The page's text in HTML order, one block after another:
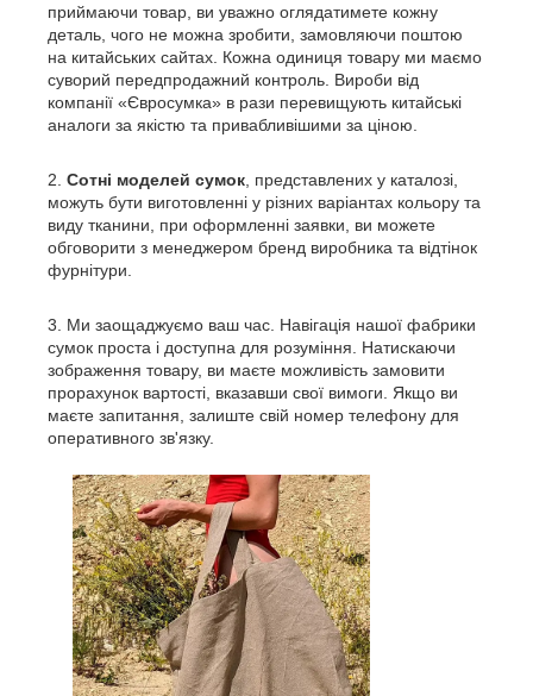
приймаючи товар, ви уважно оглядатимете кожну
деталь, чого не можна зробити, замовляючи поштою
на китайських сайтах. Кожна одиниця товару ми маємо
суворий передпродажний контроль. Вироби від
компанії «Євросумка» в рази перевищують китайські
аналоги за якістю та привабливішими за ціною.
Сотні моделей сумок , представлених у каталозі,
можуть бути виготовленні у різних варіантах кольору та
виду тканини, при оформленні заявки, ви можете
обговорити з менеджером бренд виробника та відтінок
фурнітури.
Ми заощаджуємо ваш час. Навігація нашої фабрики
сумок проста і доступна для розуміння. Натискаючи
зображення товару, ви маєте можливість замовити
прорахунок вартості, вказавши свої вимоги. Якщо ви
маєте запитання, залиште свій номер телефону для
оперативного зв'язку.